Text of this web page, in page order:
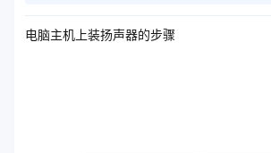
电脑主机上装扬声器的步骤